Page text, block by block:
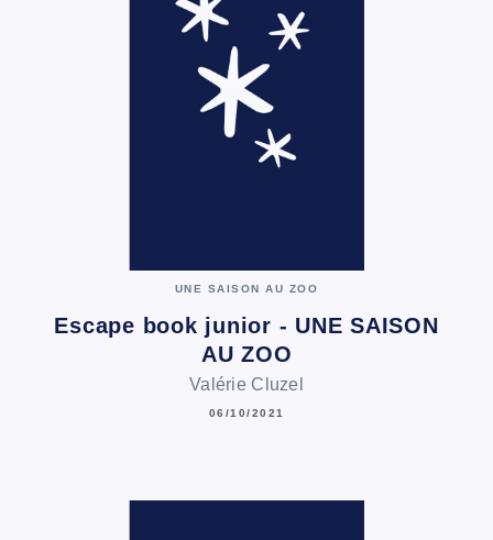
UNE SAISON AU ZOO
Escape book junior - UNE SAISON
AU ZOO
Valérie Cluzel
06/10/2021